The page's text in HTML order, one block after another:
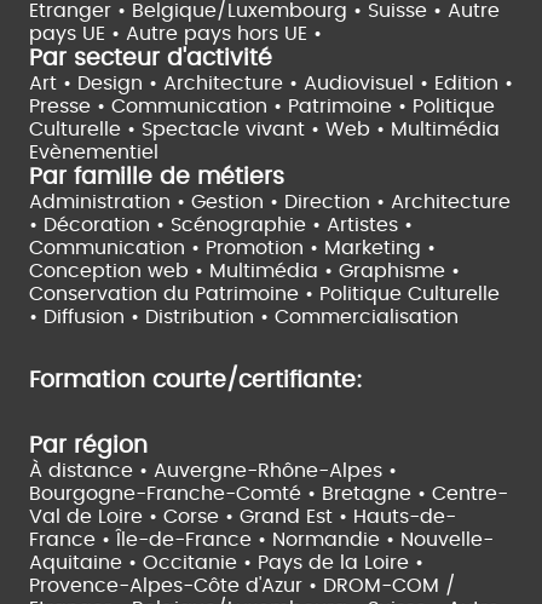
Etranger • Belgique/Luxembourg • Suisse • Autre
pays UE • Autre pays hors UE •
Par secteur d'activité
Art • Design • Architecture • Audiovisuel • Edition •
Presse • Communication • Patrimoine • Politique
Culturelle • Spectacle vivant • Web • Multimédia
Evènementiel
Par famille de métiers
Administration • Gestion • Direction • Architecture
• Décoration • Scénographie • Artistes •
Communication • Promotion • Marketing •
Conception web • Multimédia • Graphisme •
Conservation du Patrimoine • Politique Culturelle
• Diffusion • Distribution • Commercialisation
Formation courte/certifiante:
Par région
À distance • Auvergne-Rhône-Alpes •
Bourgogne-Franche-Comté • Bretagne • Centre-
Val de Loire • Corse • Grand Est • Hauts-de-
France •
Île-de-France • Normandie • Nouvelle-
Aquitaine • Occitanie • Pays de la Loire •
Provence-Alpes-Côte d'Azur • DROM-COM /